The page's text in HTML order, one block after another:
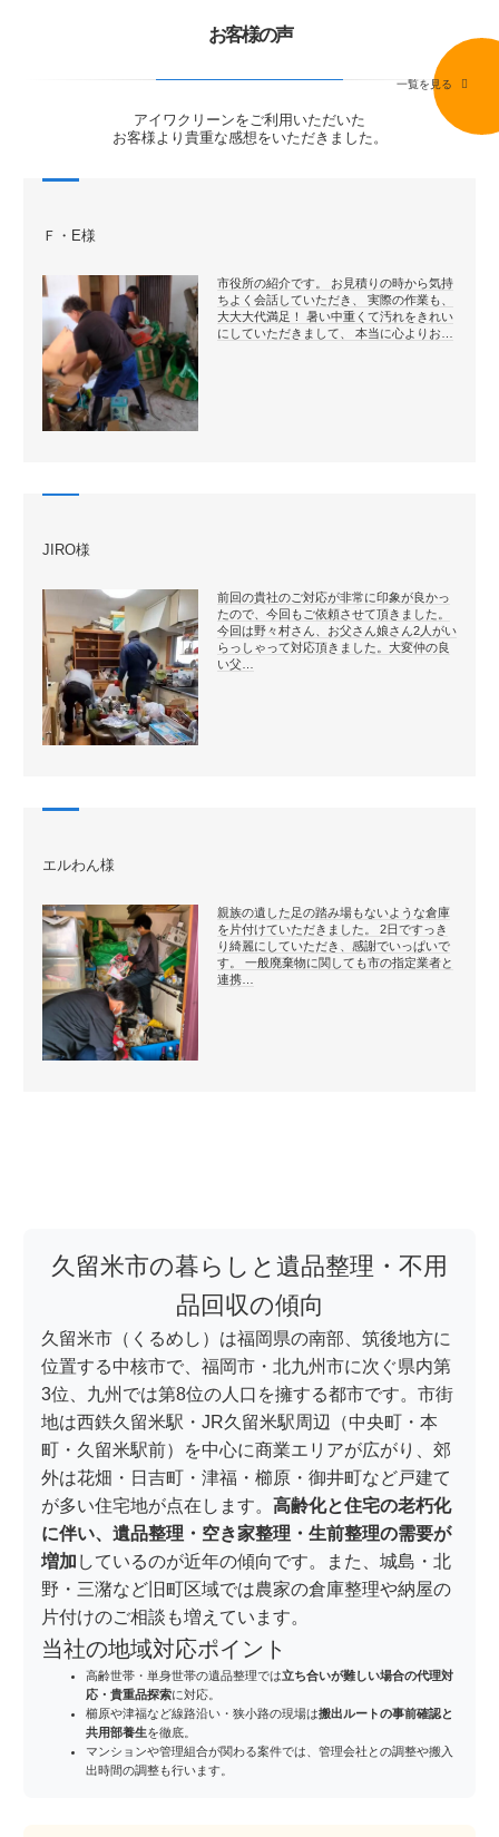
お客様の声
アイワクリーンをご利用いただいた
お客様より貴重な感想をいただきました。
一覧を見る
Ｆ・E様
市役所の紹介です。 お見積りの時から気持
ちよく会話していただき、 実際の作業も、
大大大代満足！ 暑い中重くて汚れをきれい
にしていただきまして、 本当に心よりお…
JIRO様
前回の貴社のご対応が非常に印象が良かっ
たので、今回もご依頼させて頂きました。
今回は野々村さん、お父さん娘さん2人がい
らっしゃって対応頂きました。大変仲の良
い父…
エルわん様
親族の遺した足の踏み場もないような倉庫
を片付けていただきました。 2日ですっき
り綺麗にしていただき、感謝でいっぱいで
す。 一般廃棄物に関しても市の指定業者と
連携…
久留米市の暮らしと遺品整理・不用
品回収の傾向
久留米市（くるめし）は福岡県の南部、筑後地方に
位置する中核市で、福岡市・北九州市に次ぐ県内第
3位、九州では第8位の人口を擁する都市です。市街
地は西鉄久留米駅・JR久留米駅周辺（中央町・本
町・久留米駅前）を中心に商業エリアが広がり、郊
外は花畑・日吉町・津福・櫛原・御井町など戸建て
が多い住宅地が点在します。 高齢化と住宅の老朽化
に伴い、遺品整理・空き家整理・生前整理の需要が
増加 しているのが近年の傾向です。また、城島・北
野・三潴など旧町区域では農家の倉庫整理や納屋の
片付けのご相談も増えています。
当社の地域対応ポイント
高齢世帯・単身世帯の遺品整理では立ち合いが難しい場合の代理対
応・貴重品探索に対応。
櫛原や津福など線路沿い・狭小路の現場は搬出ルートの事前確認と
共用部養生を徹底。
マンションや管理組合が関わる案件では、管理会社との調整や搬入
出時間の調整も行います。